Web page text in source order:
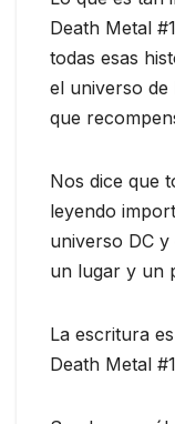
Death Metal
todas esas
el universo de
que
Nos dice que
leyendo
universo DC y
un lugar y un
La escritura
Death Metal